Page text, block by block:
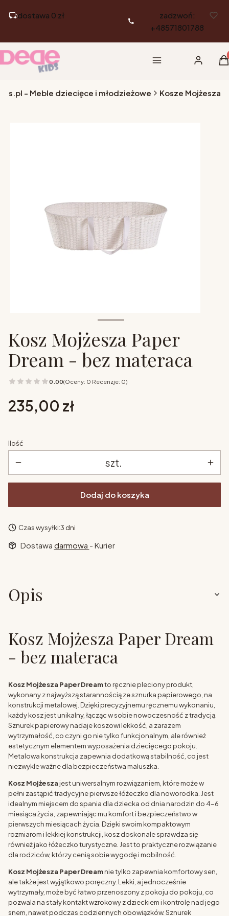
dostawa 0 zł
zadzwoń:
+48571801788
Menu Zaloguj się
- Meble dziecięce i młodzieżowe Kosze Mojżesza
Kosz Mojżesza Paper
Dream - bez materaca
0.00(Oceny: 0 Recenzje: 0)
Cena
235,00 zł
Ilość
szt.
Dodaj do koszyka
Czas wysyłki:3 dni
Dostawa darmowa - Kurier
Opis
Kosz Mojżesza Paper Dream
- bez materaca
Kosz Mojżesza Paper Dreamto ręcznie pleciony produkt,
wykonany z najwyższą starannością ze sznurka papierowego, na
konstrukcji metalowej. Dzięki precyzyjnemu ręcznemu wykonaniu,
każdy kosz jest unikalny, łącząc w sobie nowoczesność z tradycją.
Sznurek papierowy nadaje koszowi lekkość, a zarazem
wytrzymałość, co czyni go nie tylko funkcjonalnym, ale również
estetycznym elementem wyposażenia dziecięcego pokoju.
Metalowa konstrukcja zapewnia dodatkową stabilność, co jest
niezwykle ważne dla bezpieczeństwa maluszka.
Kosz Mojżesza jest uniwersalnym rozwiązaniem, które może w
pełni zastąpić tradycyjne pierwsze łóżeczko dla noworodka. Jest
idealnym miejscem do spania dla dziecka od dnia narodzin do 4-6
miesiąca życia, zapewniając mu komfort i bezpieczeństwo w
pierwszych miesiącach życia. Dzięki swoim kompaktowym
rozmiarom i lekkiej konstrukcji, kosz doskonale sprawdza się
również jako łóżeczko turystyczne. Jest to praktyczne rozwiązanie
dla rodziców, którzy cenią sobie wygodę i mobilność.
Kosz Mojżesza Paper Dreamnie tylko zapewnia komfortowy sen,
ale także jest wyjątkowo poręczny. Lekki, a jednocześnie
wytrzymały, może być łatwo przenoszony z pokoju do pokoju, co
pozwala na stały kontakt wzrokowy z dzieckiem i kontrolę nad jego
snem, nawet podczas codziennych obowiązków. Sznurek